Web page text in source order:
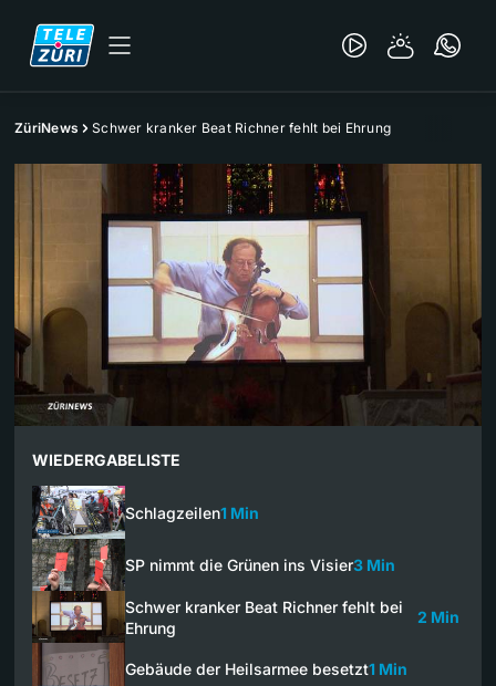
ZüriNews Schwer kranker Beat Richner fehlt bei Ehrung
WIEDERGABELISTE
Schlagzeilen1 Min
SP nimmt die Grünen ins Visier3 Min
Schwer kranker Beat Richner fehlt bei
Ehrung
2 Min
Gebäude der Heilsarmee besetzt1 Min